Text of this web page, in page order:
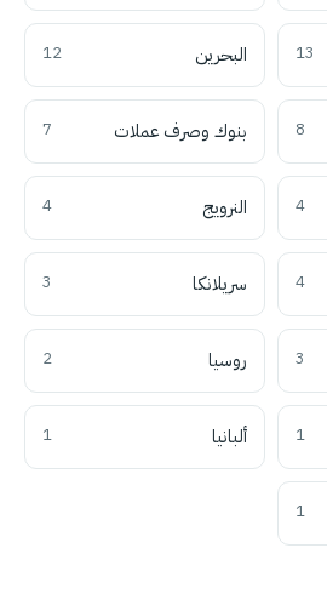
13 البحرين 12
8 بنوك وصرف عملات 7
4 النرويج 4
4 سريلانكا 3
3 روسيا 2
1 ألبانيا 1
1